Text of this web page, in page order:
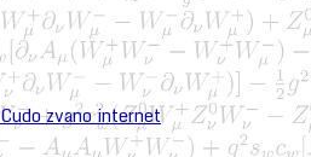
Cudo zvano internet